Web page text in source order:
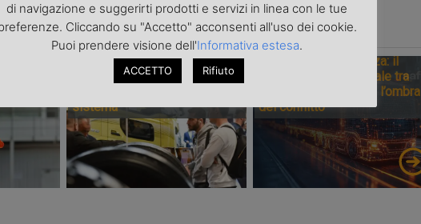
i
Transpotec Logitec 2026: a
Fiera Milano la filiera del
sistema
Il costo dell’incertezza: il
trasporto internazionale tra
scarsità di capacità e l’ombra
del conflitto
di navigazione e suggerirti prodotti e servizi in linea con le tue
Cliccando su "Accetto" acconsenti all'uso dei cookie.
Puoi prendere visione dell'Informativa estesa.
ACCETTO Rifiuto